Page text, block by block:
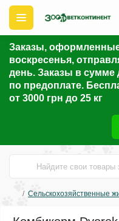
Заказы,
воскресенья,
день. Заказы в сумме
по предоплате.
от 3000 грн до 25 кг
Сельскохозяйственные